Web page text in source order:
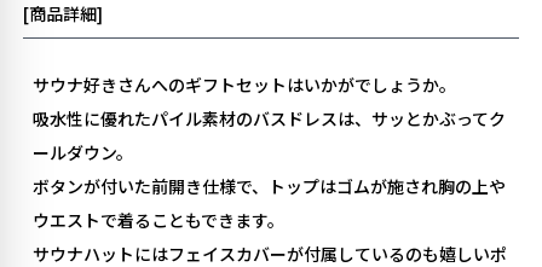
[商品詳細]
サウナ好きさんへのギフトセットはいかがでしょうか。
吸水性に優れたパイル素材のバスドレスは、サッとかぶってク
ールダウン。
ボタンが付いた前開き仕様で、トップはゴムが施され胸の上や
ウエストで着ることもできます。
サウナハットにはフェイスカバーが付属しているのも嬉しいポ